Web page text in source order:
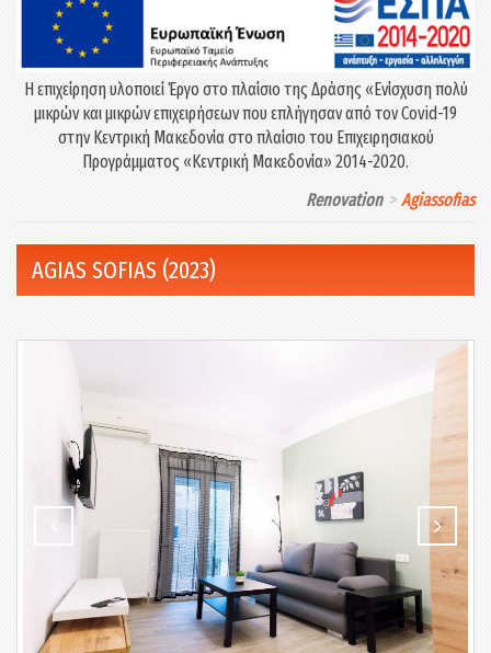
Η επιχείρηση υλοποιεί Έργο στο πλαίσιο της Δράσης «Eνίσχυση πολύ
μικρών και μικρών επιχειρήσεων που επλήγησαν από τον Covid-19
στην Κεντρική Μακεδονία στο πλαίσιο του Επιχειρησιακού
Προγράμματος «Κεντρική Μακεδονία» 2014-2020.
Renovation
Agiassofias
AGIAS SOFIAS (2023)